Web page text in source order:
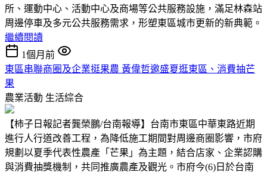
所、運動中心、活動中心及商場等公共服務設施，滿足林森站
周邊停車及多元公共服務需求，形塑東區城市更新的新典範。
繼續閱讀
1個月前
東區串聯商圈及企業挺果農 黃偉哲邀盛夏逛東區、消費抽芒
果
農業活動 生活綜合
【柿子日報記者龔榮鵬/台南報導】台南市東區中華東路近期
進行人行道改善工程，為降低施工期間對周邊商圈影響，市府
規劃以夏季代表性農產「芒果」為主題，結合店家、企業認購
與消費抽獎機制，共同推廣農產及觀光。市府今(6)日於台南